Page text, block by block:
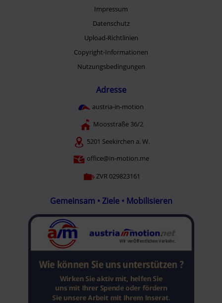
Impressum
Datenschutz
Upload-Richtlinien
Copyright-Informationen
Nutzungsbedingungen
Adresse
austria-in-motion
Moosstraße 36/2
5201 Seekirchen a. W.
office@in-motion.me
ZVR 029823161
Gemeinsam • Ziele • Mobilisieren